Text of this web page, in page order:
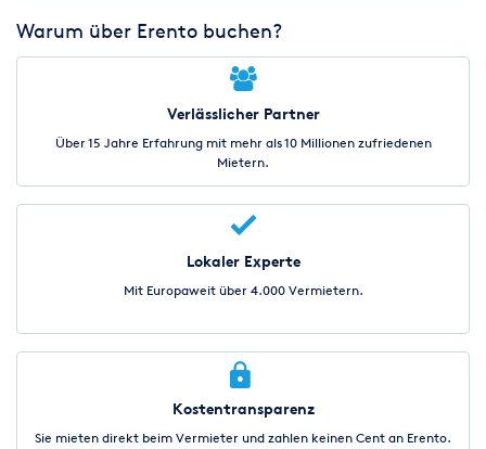
Warum über Erento buchen?
Verlässlicher Partner
Über 15 Jahre Erfahrung mit mehr als 10 Millionen zufriedenen
Mietern.
Lokaler Experte
Mit Europaweit über 4.000 Vermietern.
Kostentransparenz
Sie mieten direkt beim Vermieter und zahlen keinen Cent an Erento.